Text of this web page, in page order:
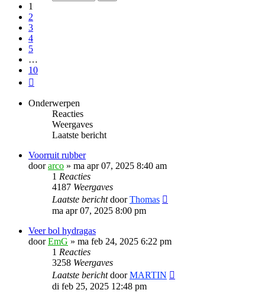
1
2
3
4
5
…
10
Onderwerpen
Reacties
Weergaves
Laatste bericht
Voorruit rubber
doorarco » ma apr 07, 2025 8:40 am
1 Reacties
4187 Weergaves
Laatste berichtdoorThomas
ma apr 07, 2025 8:00 pm
Veer bol hydragas
doorEmG » ma feb 24, 2025 6:22 pm
1 Reacties
3258 Weergaves
Laatste berichtdoorMARTIN
di feb 25, 2025 12:48 pm